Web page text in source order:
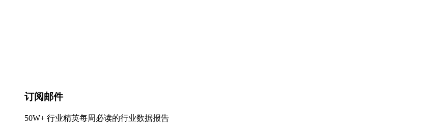
订阅邮件
50W+ 行业精英每周必读的行业数据报告